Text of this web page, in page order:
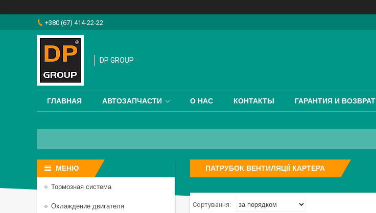
+380 (67) 414-22-22
DP GROUP
ГЛАВНАЯ АВТОЗАПЧАСТИ О НАС КОНТАКТЫ ГАРАНТИЯ И ВОЗВРАТ
ПАТРУБОК ВЕНТИЛЯЦІЇ КАРТЕРА
Тормозная система
Охлаждение двигателя